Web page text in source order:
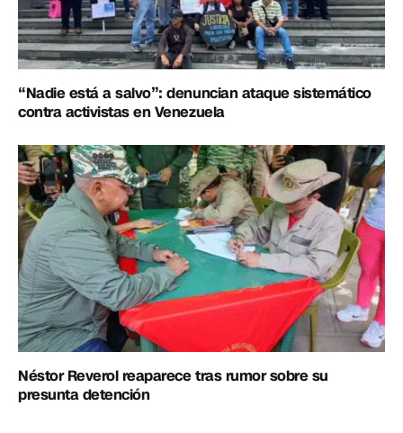
“Nadie está a salvo”: denuncian ataque sistemático
contra activistas en Venezuela
Néstor Reverol reaparece tras rumor sobre su
presunta detención